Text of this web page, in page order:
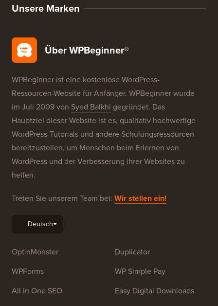
Unsere Marken
Über WPBeginner®
WPBeginner ist eine kostenlose WordPress-
Ressourcen-Website für Anfänger. WPBeginner wurde
im Juli 2009 von Syed Balkhi gegründet. Das
Hauptziel dieser Website ist es, qualitativ hochwertige
WordPress-Tutorials und andere Schulungsressourcen
bereitzustellen, um Menschen beim Erlernen von
WordPress und der Verbesserung ihrer Websites zu
helfen.
Treten Sie unserem Team bei: Wir stellen ein!
OptinMonster
WPForms
All in One SEO
Duplicator
WP Simple Pay
Easy Digital Downloads